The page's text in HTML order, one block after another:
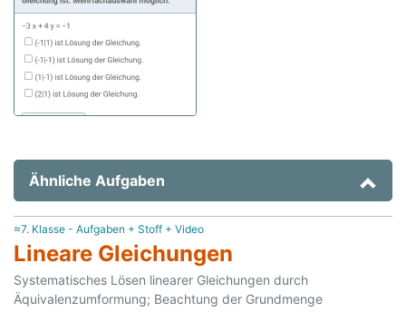
Ähnliche Aufgaben
≈7. Klasse - Aufgaben + Stoff + Video
Lineare Gleichungen
Systematisches Lösen linearer Gleichungen durch
Äquivalenzumformung; Beachtung der Grundmenge